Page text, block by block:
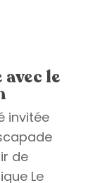
le
invitée
de
Le